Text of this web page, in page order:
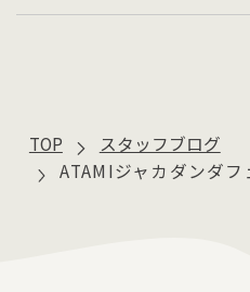
TOP
スタッフブログ
ATAMIジャカダンダ